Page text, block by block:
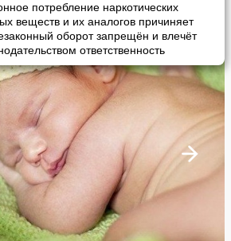
потребление наркотических
веществ и их аналогов причиняет
оборот запрещён и влечёт
ответственность